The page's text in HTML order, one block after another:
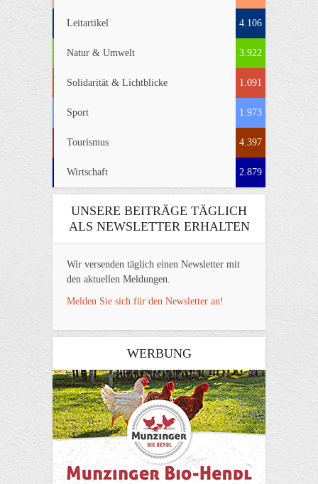
Leitartikel 4.106
Natur & Umwelt 3.922
Solidarität & Lichtblicke 1.091
Sport 1.973
Tourismus 4.397
Wirtschaft 2.879
UNSERE BEITRÄGE TÄGLICH
ALS NEWSLETTER ERHALTEN
Wir versenden täglich einen Newsletter mit
den aktuellen Meldungen.
Melden Sie sich für den Newsletter an!
WERBUNG